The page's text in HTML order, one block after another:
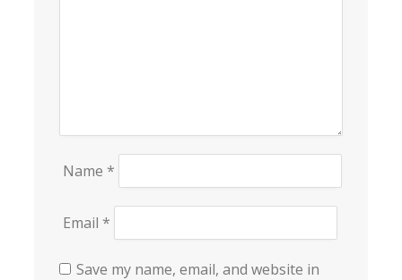
Name *
Email *
Save my name, email, and website in